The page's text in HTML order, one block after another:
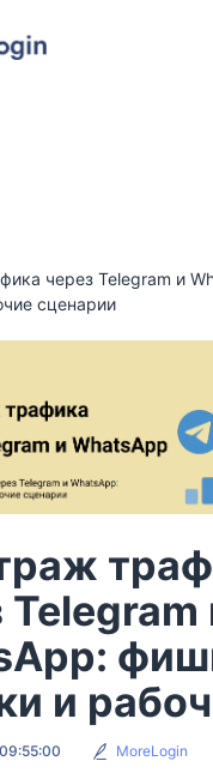
через Telegram и
сценарии
Telegram
и
MoreLogin